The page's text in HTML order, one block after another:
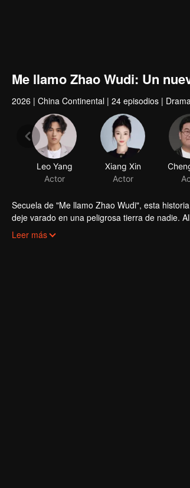
Me llamo Zhao Wudi: Un
2026 | China Continental | 24 episodios |
Leo Yang
Actor
Xiang Xin
Actor
Secuela de "Me llamo Zhao Wudi", esta
deje varado en una peligrosa tierra de nadie.
varios oponentes peligrosos. Mientras luchan
Leer más